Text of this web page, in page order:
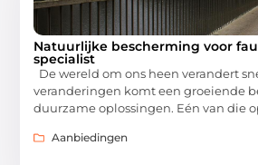
Natuurlijke bescherming voor
specialist
De wereld om ons heen verandert
veranderingen komt een groeiende
duurzame oplossingen. Eén van die
Aanbiedingen